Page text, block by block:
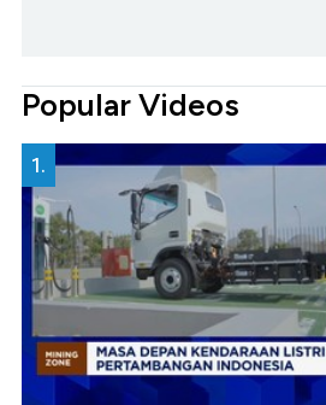
Popular Videos
1.